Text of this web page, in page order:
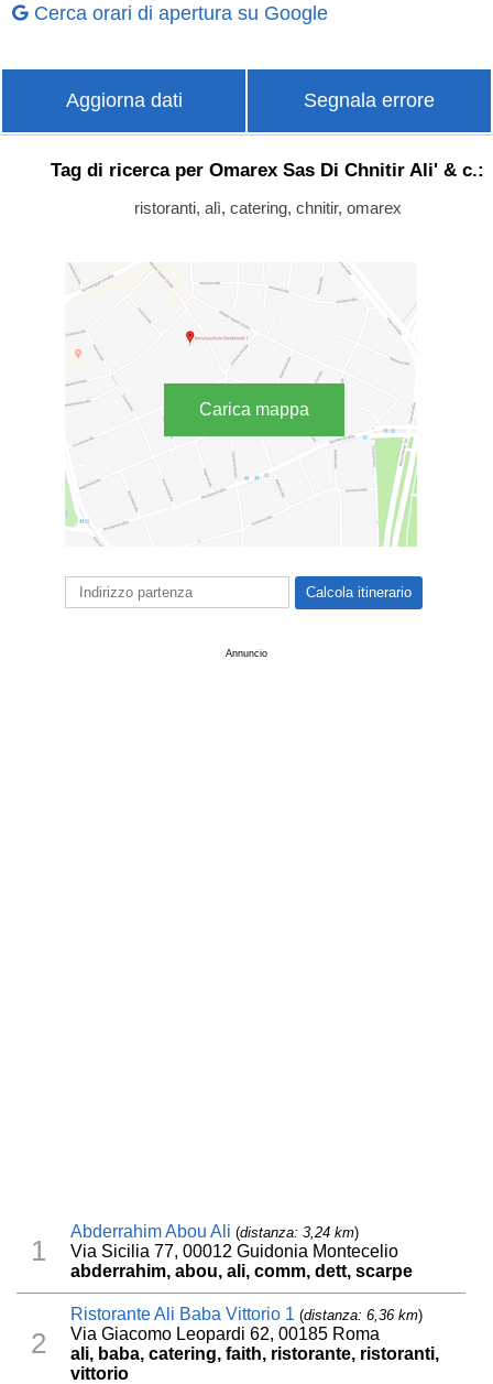
Cerca orari di apertura su Google
Aggiorna dati Segnala errore
Tag di ricerca per Omarex Sas Di Chnitir Ali' & c.:
ristoranti, alì, catering, chnitir, omarex
Carica mappa
Annuncio
1
Abderrahim Abou Ali (distanza: 3,24 km)
Via Sicilia 77, 00012 Guidonia Montecelio
abderrahim, abou, ali, comm, dett, scarpe
2
Ristorante Ali Baba Vittorio 1 (distanza: 6,36 km)
Via Giacomo Leopardi 62, 00185 Roma
ali, baba, catering, faith, ristorante, ristoranti,
vittorio